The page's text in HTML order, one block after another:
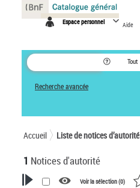
Espace personnel Aide
Tout
Recherche avancée
Accueil Liste de notices d’autorité
1 Notices d'autorité
Voir la sélection (0)
Panneau de gestion des cookies